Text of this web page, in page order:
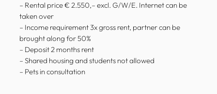
– Rental price € 2.550,– excl. G/W/E. Internet can be
taken over
– Income requirement 3x gross rent, partner can be
brought along for 50%
– Deposit 2 months rent
– Shared housing and students not allowed
– Pets in consultation